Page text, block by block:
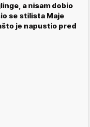
a nisam dobio
se stilista Maje
je napustio pred